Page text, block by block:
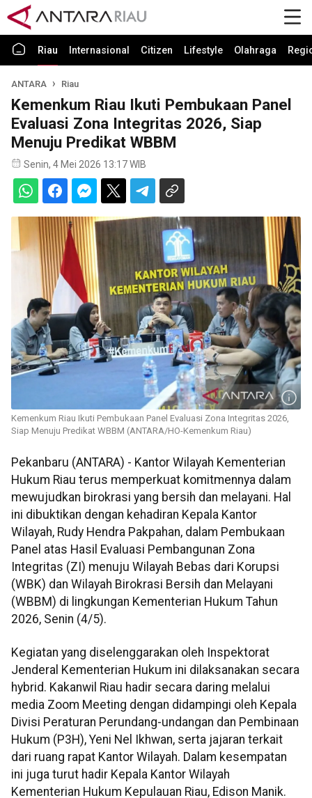
Riau Internasional Citizen Lifestyle Olahraga
ANTARA Riau
Kemenkum Riau Ikuti Pembukaan Panel
Evaluasi Zona Integritas 2026, Siap
Menuju Predikat WBBM
Senin, 4 Mei 2026 13:17 WIB
Kemenkum Riau Ikuti Pembukaan Panel Evaluasi Zona Integritas 2026,
Siap Menuju Predikat WBBM (ANTARA/HO-Kemenkum Riau)
Pekanbaru (ANTARA) - Kantor Wilayah Kementerian
Hukum Riau terus memperkuat komitmennya dalam
mewujudkan birokrasi yang bersih dan melayani. Hal
ini dibuktikan dengan kehadiran Kepala Kantor
Wilayah, Rudy Hendra Pakpahan, dalam Pembukaan
Panel atas Hasil Evaluasi Pembangunan Zona
Integritas (ZI) menuju Wilayah Bebas dari Korupsi
(WBK) dan Wilayah Birokrasi Bersih dan Melayani
(WBBM) di lingkungan Kementerian Hukum Tahun
2026, Senin (4/5).
Kegiatan yang diselenggarakan oleh Inspektorat
Jenderal Kementerian Hukum ini dilaksanakan secara
hybrid. Kakanwil Riau hadir secara daring melalui
media Zoom Meeting dengan didampingi oleh Kepala
Divisi Peraturan Perundang-undangan dan Pembinaan
Hukum (P3H), Yeni Nel Ikhwan, serta jajaran terkait
dari ruang rapat Kantor Wilayah. Dalam kesempatan
ini juga turut hadir Kepala Kantor Wilayah
Kementerian Hukum Kepulauan Riau, Edison Manik.